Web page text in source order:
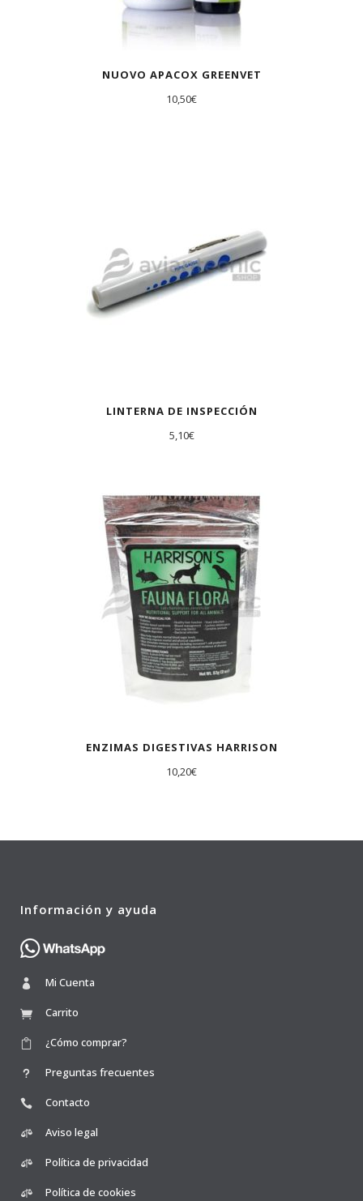
NUOVO APACOX GREENVET
10,50€
LINTERNA DE INSPECCIÓN
5,10€
ENZIMAS DIGESTIVAS HARRISON
10,20€
Información y ayuda
Mi Cuenta
Carrito
¿Cómo comprar?
Preguntas frecuentes
Contacto
Aviso legal
Política de privacidad
Política de cookies